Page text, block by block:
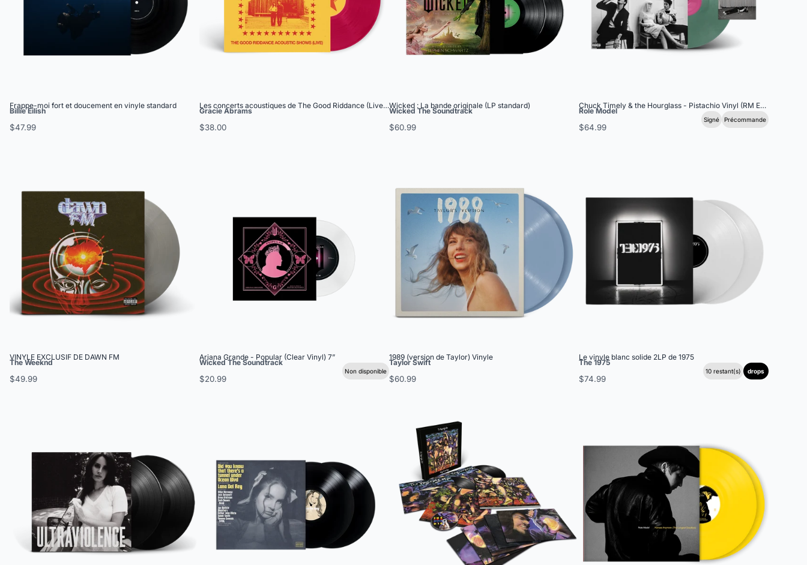
Frappe-moi fort et doucement en vinyle standard
Billie Eilish
$47.99
Les concerts acoustiques de The Good Riddance (Live) - Vinyle magenta standard
Gracie Abrams
$38.00
Wicked : La bande originale (LP standard)
Wicked The Soundtrack
$60.99
Chuck Timely & the Hourglass - Pistachio Vinyl (RM Exclusive) +
Role Model
$64.99
Signé Précommande
VINYLE EXCLUSIF DE DAWN FM
The Weeknd
$49.99
Ariana Grande - Popular (Clear Vinyl) 7”
Wicked The Soundtrack
$20.99
Non disponible
1989 (version de Taylor) Vinyle
Taylor Swift
$60.99
Le vinyle blanc solide 2LP de 1975
The 1975
$74.99
10 restant(s) drops